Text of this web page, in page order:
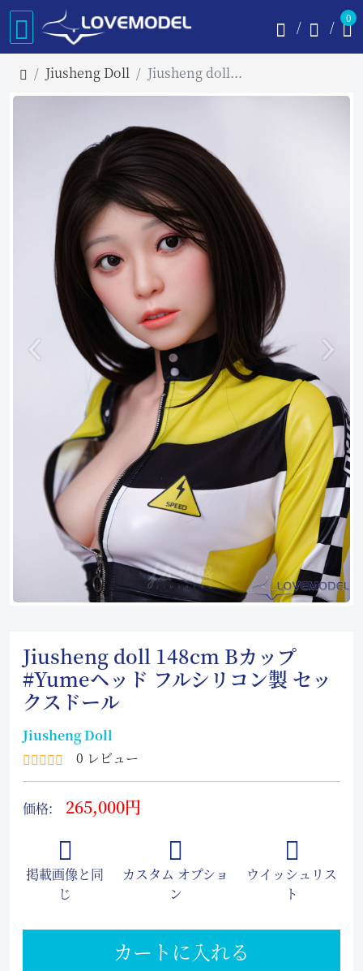
0
Jiusheng Doll Jiusheng doll 148cm Bカップ #Yumeヘッド フルシリコン製 セックスドール
Jiusheng doll 148cm Bカップ
#Yumeヘッド フルシリコン製 セッ
クスドール
Jiusheng Doll
0 レビュー
価格: 265,000円
掲載画像と同
じ
カスタム オプショ
ン
ウイッシュリス
ト
カートに入れる